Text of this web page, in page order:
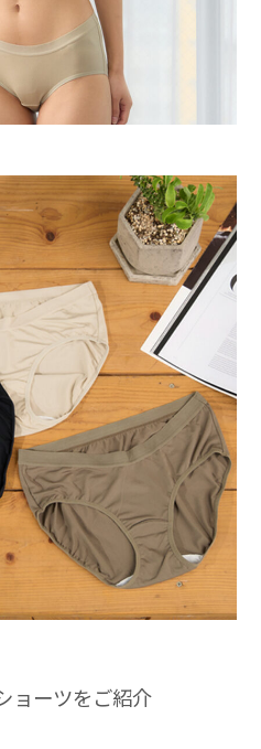
ョーツをご紹介